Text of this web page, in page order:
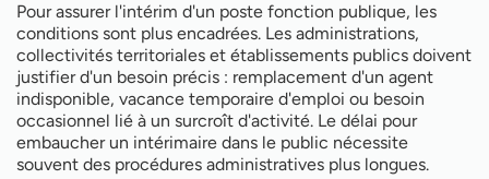
Pour assurer l'intérim d'un poste fonction publique, les
conditions sont plus encadrées. Les administrations,
collectivités territoriales et établissements publics doivent
justifier d'un besoin précis : remplacement d'un agent
indisponible, vacance temporaire d'emploi ou besoin
occasionnel lié à un surcroît d'activité. Le délai pour
embaucher un intérimaire dans le public nécessite
souvent des procédures administratives plus longues.